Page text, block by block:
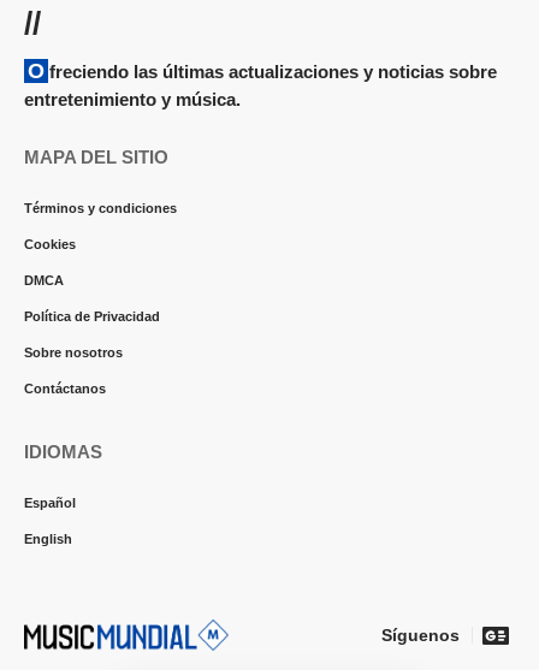
//
Ofreciendo las últimas actualizaciones y noticias sobre
entretenimiento y música.
MAPA DEL SITIO
Términos y condiciones
Cookies
DMCA
Política de Privacidad
Sobre nosotros
Contáctanos
IDIOMAS
Español
English
Síguenos